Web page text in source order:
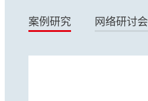
案例研究 网络研讨会